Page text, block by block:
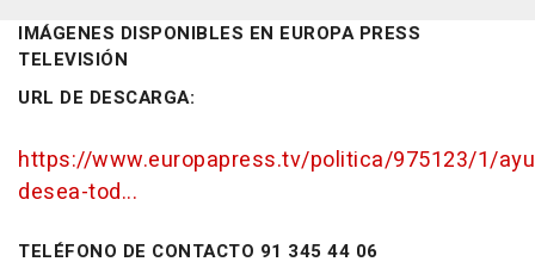
IMÁGENES DISPONIBLES EN EUROPA PRESS
TELEVISIÓN
URL DE DESCARGA:
https://www.europapress.tv/politica/975123/1/
desea-tod...
TELÉFONO DE CONTACTO 91 345 44 06